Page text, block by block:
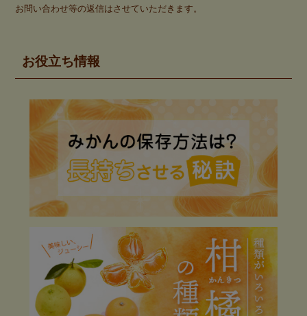
お問い合わせ等の返信はさせていただきます。
お役立ち情報